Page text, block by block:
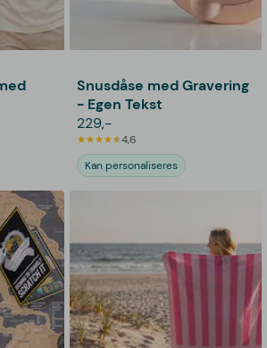
Snusdåse med Gravering
- Egen Tekst
229,-
4,6
Kan personaliseres